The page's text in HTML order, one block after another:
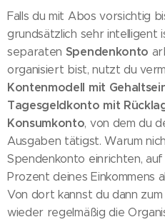
Falls du mit Abos vorsichtig
grundsätzlich sehr intelligent
separaten Spendenkonto
organisiert bist, nutzt du
Kontenmodell mit
Tagesgeldkonto mit
Konsumkonto, von dem du
Ausgaben tätigst. Warum
Spendenkonto einrichten,
Prozent deines Einkommens
Von dort kannst du dann
wieder regelmäßig die